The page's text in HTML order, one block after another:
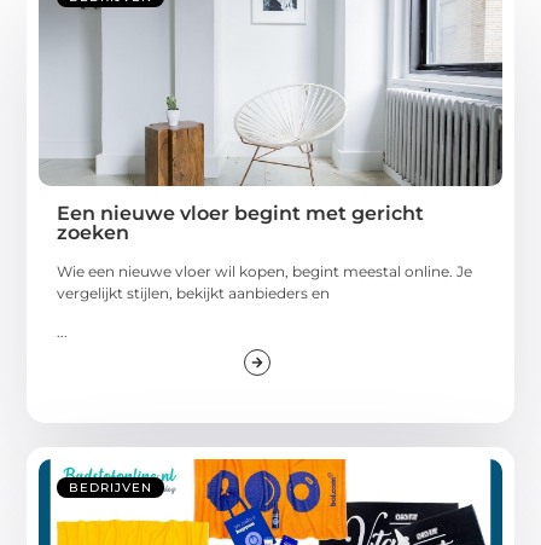
Een nieuwe vloer begint met gericht
zoeken
Wie een nieuwe vloer wil kopen, begint meestal online. Je
vergelijkt stijlen, bekijkt aanbieders en
...
BEDRIJVEN